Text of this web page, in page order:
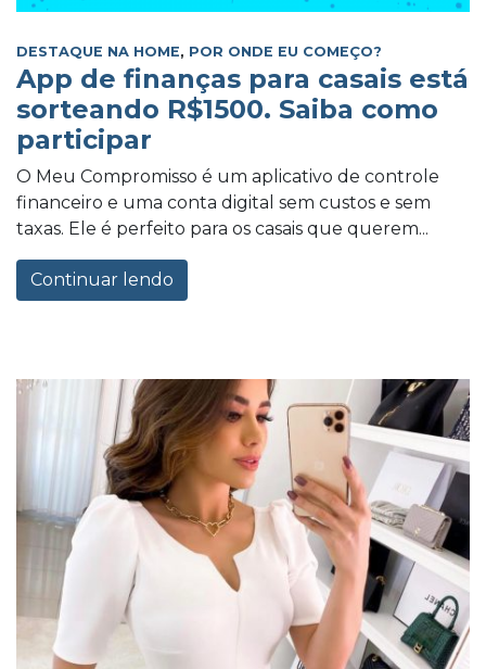
DESTAQUE NA HOME, POR ONDE EU COMEÇO?
App de finanças para casais está
sorteando R$1500. Saiba como
participar
O Meu Compromisso é um aplicativo de controle
financeiro e uma conta digital sem custos e sem
taxas. Ele é perfeito para os casais que querem...
Continuar lendo